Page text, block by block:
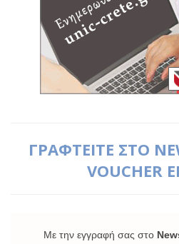
ΓΡΑΦΤΕΙΤΕ ΣΤΟ
VOUCHER
Με την εγγραφή σας στο